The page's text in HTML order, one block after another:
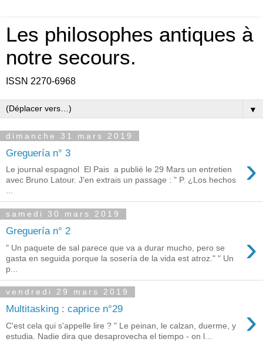
Les philosophes antiques à
notre secours.
ISSN 2270-6968
▼
dimanche 31 mars 2019
Greguería n° 3 ›
Le journal espagnol El Pais a publié le 29 Mars un entretien
avec Bruno Latour. J'en extrais un passage : " P. ¿Los hechos
...
samedi 30 mars 2019
Greguería n° 2 ›
" Un paquete de sal parece que va a durar mucho, pero se
gasta en seguida porque la sosería de la vida est atroz." " Un
p...
vendredi 29 mars 2019
Multitasking : caprice n°29 ›
C'est cela qui s'appelle lire ? " Le peinan, le calzan, duerme, y
estudia. Nadie dira que desaprovecha el tiempo - on l...